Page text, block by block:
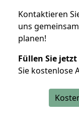
Kontaktieren
uns
planen!
Füllen Sie
Sie kostenlose